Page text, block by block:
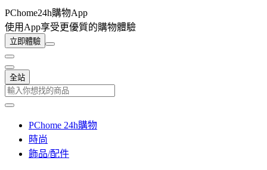
PChome24h購物App
使用App享受更優質的購物體驗
立即體驗
全站
PChome 24h購物
時尚
飾品/配件